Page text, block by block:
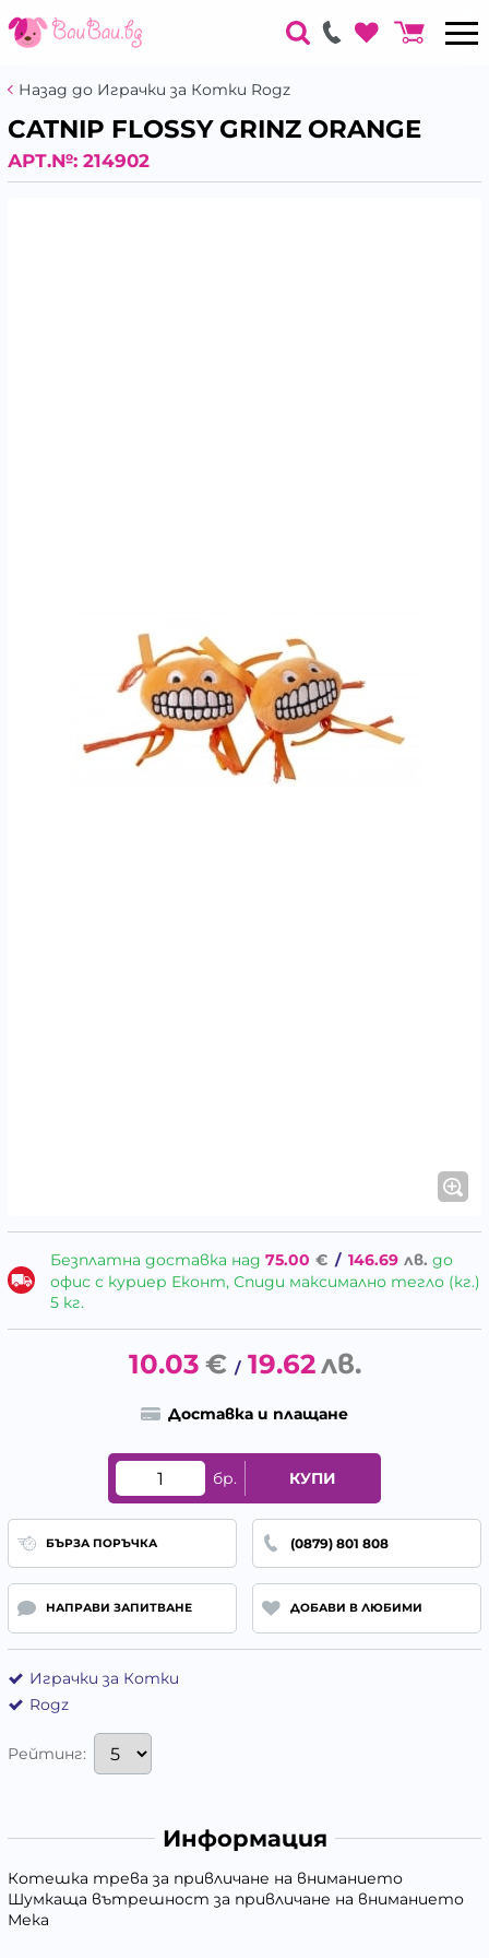
Назад до Играчки за Котки Rogz
CATNIP FLOSSY GRINZ ORANGE
АРТ.№: 214902
Безплатна доставка над 75.00 € / 146.69 лв. до
офис с куриер Еконт, Спиди максимално тегло (кг.)
5 кг.
10.03 € / 19.62лв.
Доставка и плащане
бр. КУПИ
БЪРЗА ПОРЪЧКА (0879) 801 808
НАПРАВИ ЗАПИТВАНЕ ДОБАВИ В ЛЮБИМИ
Играчки за Котки
Rogz
Рейтинг:
Информация
Котешка трева за привличане на вниманието
Шумкаща вътрешност за привличане на вниманието
Мека